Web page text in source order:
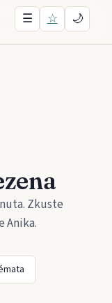
☰ ☆ 🌙
Zkuste
Anika.